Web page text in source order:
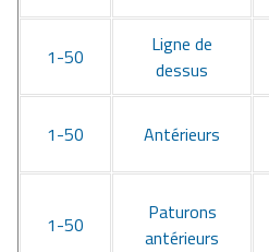
1-50
Ligne de
dessus
1-50 Antérieurs
1-50
Paturons
antérieurs